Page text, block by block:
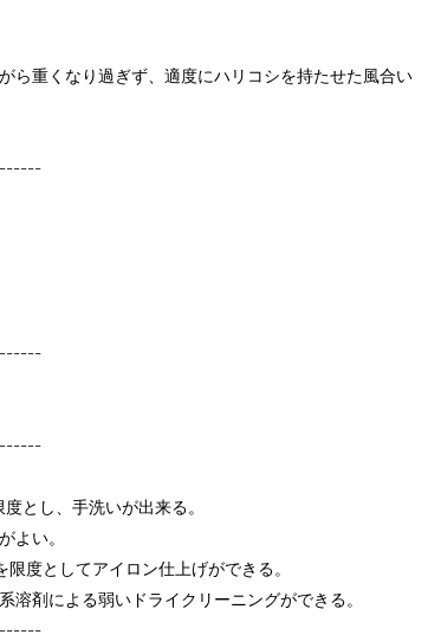
ら重くなり過ぎず、適度にハリコシを持たせた風合い
とし、手洗いが出来る。
よい。
度としてアイロン仕上げができる。
溶剤による弱いドライクリーニングができる。